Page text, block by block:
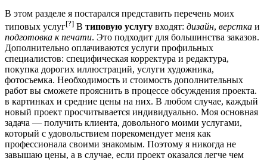
В этом разделе я постарался представить перечень моих
типовых услуг[?] В типовую услугу входят: дизайн, верстка и
подготовка к печати. Это подходит для большинства заказов.
Дополнительно оплачиваются услуги профильных
специалистов: специфическая корректура и редактура,
покупка дорогих иллюстраций, услуги художника,
фотосъемка. Необходимость и стоимость дополнительных
работ вы сможете прояснить в процессе обсуждения проекта.
в картинках и средние цены на них. В любом случае, каждый
новый проект просчитывается индивидуально. Моя основная
задача — получить клиента, довольного моими услугами,
который с удовольствием порекомендует меня как
профессионала своими знакомым. Поэтому я никогда не
завышаю цены, а в случае, если проект оказался легче чем